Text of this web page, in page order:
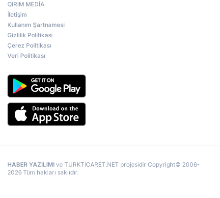
QIRIM MEDİA
İletişim
Kullanım Şartnamesi
Gizlilik Politikası
Çerez Politikası
Veri Politikası
HABER YAZILIMI ve TURKTICARET.NET projesidir Copyright© 2006-
2026 Tüm hakları saklıdır.